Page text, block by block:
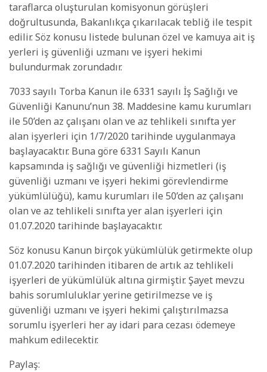
taraflarca oluşturulan komisyonun görüşleri
doğrultusunda, Bakanlıkça çıkarılacak tebliğ ile tespit
edilir. Söz konusu listede bulunan özel ve kamuya ait iş
yerleri iş güvenliği uzmanı ve işyeri hekimi
bulundurmak zorundadır.
7033 sayılı Torba Kanun ile 6331 sayılı İş Sağlığı ve
Güvenliği Kanunu’nun 38. Maddesine kamu kurumları
ile 50’den az çalışanı olan ve az tehlikeli sınıfta yer
alan işyerleri için 1/7/2020 tarihinde uygulanmaya
başlayacaktır. Buna göre 6331 Sayılı Kanun
kapsamında iş sağlığı ve güvenliği hizmetleri (iş
güvenliği uzmanı ve işyeri hekimi görevlendirme
yükümlülüğü), kamu kurumları ile 50’den az çalışanı
olan ve az tehlikeli sınıfta yer alan işyerleri için
01.07.2020 tarihinde başlayacaktır.
Söz konusu Kanun birçok yükümlülük getirmekte olup
01.07.2020 tarihinden itibaren de artık az tehlikeli
işyerleri de yükümlülük altına girmiştir. Şayet mevzu
bahis sorumluluklar yerine getirilmezse ve iş
güvenliği uzmanı ve işyeri hekimi çalıştırılmazsa
sorumlu işyerleri her ay idari para cezası ödemeye
mahkum edilecektir.
Paylaş: